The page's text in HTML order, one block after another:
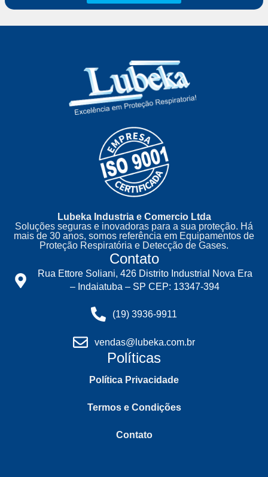
Lubeka Industria e Comercio Ltda
Soluções seguras e inovadoras para a sua proteção. Há
mais de 30 anos, somos referência em Equipamentos de
Proteção Respiratória e Detecção de Gases.
Contato
Rua Ettore Soliani, 426 Distrito Industrial Nova Era
– Indaiatuba – SP CEP: 13347-394
(19) 3936-9911
vendas@lubeka.com.br
Políticas
Política Privacidade
Termos e Condições
Contato